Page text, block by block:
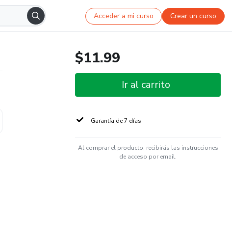
Acceder a mi curso Crear un curso
$11.99
Ir al carrito
Garantía de 7 días
Al comprar el producto, recibirás las instrucciones
de acceso por email.